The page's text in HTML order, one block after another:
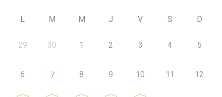
L M M J V S D
29 30 1 2 3 4 5
6 7 8 9 10 11 12